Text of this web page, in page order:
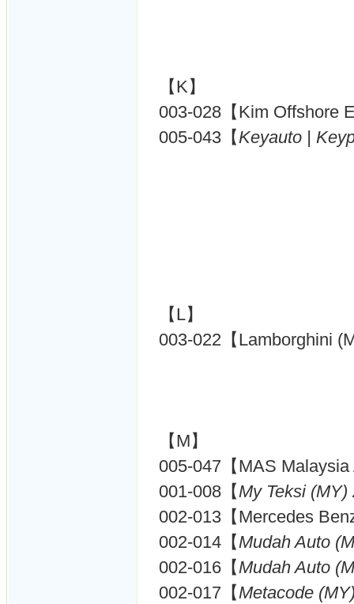
【K】
003-028【Kim Offshore
005-043【Keyauto |
【L】
003-022【Lamborghini
【M】
005-047【MAS
001-008【My Teksi (MY)
002-013【Mercedes
002-014【Mudah Auto
002-016【Mudah Auto
002-017【Metacode